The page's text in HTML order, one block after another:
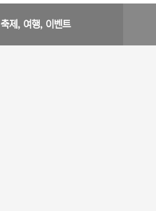
축제, 여행, 이벤트